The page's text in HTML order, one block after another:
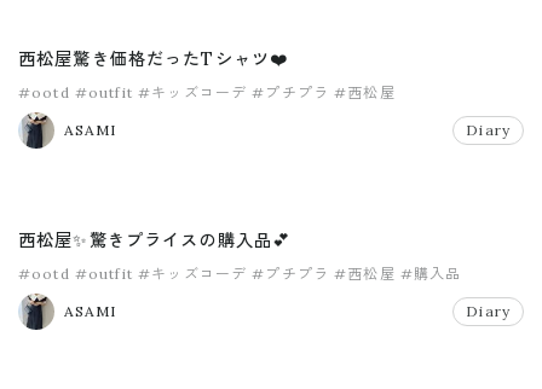
西松屋驚き価格だったTシャツ❤️
#ootd #outfit #キッズコーデ #プチプラ #西松屋
ASAMI Diary
西松屋✨驚きプライスの購入品💕
#ootd #outfit #キッズコーデ #プチプラ #西松屋 #購入品
ASAMI Diary